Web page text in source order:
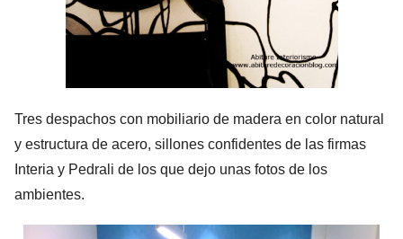
Tres despachos con mobiliario de madera en color natural
y estructura de acero, sillones confidentes de las firmas
Interia y Pedrali de los que dejo unas fotos de los
ambientes.